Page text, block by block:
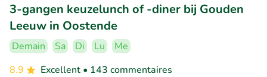
3-gangen keuzelunch of -diner bij Gouden
Leeuw in Oostende
Demain Sa Di Lu
Me
8.9
Excellent • 143 commentaires